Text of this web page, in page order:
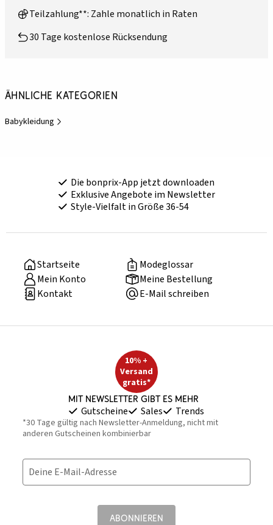
Teilzahlung**: Zahle monatlich in Raten
30 Tage kostenlose Rücksendung
Ähnliche Kategorien
Babykleidung
Die bonprix-App jetzt downloaden
Exklusive Angebote im Newsletter
Style-Vielfalt in Größe 36-54
Startseite
Modeglossar
Mein Konto
Meine Bestellung
Kontakt
E-Mail schreiben
10% +
Versand
gratis*
Mit Newsletter gibt es mehr
Gutscheine Sales Trends
*30 Tage gültig nach Newsletter-Anmeldung, nicht mit
anderen Gutscheinen kombinierbar
Deine E-Mail-Adresse
ABONNIEREN